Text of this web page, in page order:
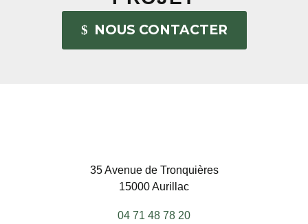
NOUS CONTACTER
35 Avenue de Tronquières
15000 Aurillac
04 71 48 78 20